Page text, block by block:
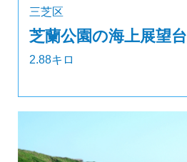
三芝区
芝蘭公園の海上展望台
2.88キロ